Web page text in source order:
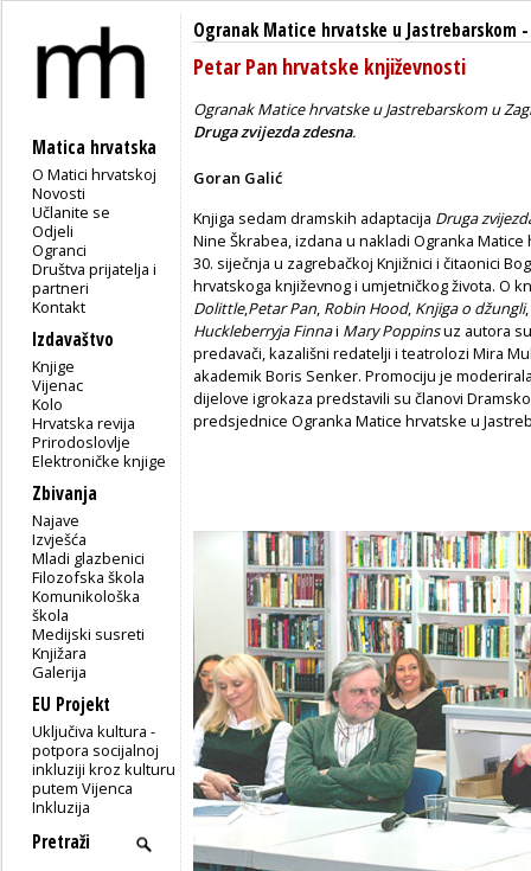
Matica hrvatska
O Matici hrvatskoj
Novosti
Učlanite se
Odjeli
Ogranci
Društva prijatelja i
partneri
Kontakt
Izdavaštvo
Knjige
Vijenac
Kolo
Hrvatska revija
Prirodoslovlje
Elektroničke knjige
Zbivanja
Najave
Izvješća
Mladi glazbenici
Filozofska škola
Komunikološka
škola
Medijski susreti
Knjižara
Galerija
EU Projekt
Uključiva kultura -
potpora socijalnoj
inkluziji kroz kulturu
putem Vijenca
Inkluzija
Ogranak Matice hrvatske u Jastrebarskom
Petar Pan hrvatske književnosti
Ogranak Matice hrvatske u Jastrebarskom u
Druga zvijezda zdesna.
Goran Galić
Knjiga sedam dramskih adaptacija Druga
Nine Škrabea, izdana u nakladi Ogranka
30. siječnja u zagrebačkoj Knjižnici i čitaonici
hrvatskoga književnog i umjetničkog života. O
Dolittle,Petar Pan Robin Hood, Knjiga o džungli,
Huckleberryja Finnai Mary Poppinsuz autora
predavači, kazališni redatelji i teatrolozi Mira
akademik Boris Senker. Promociju je
dijelove igrokaza predstavili su članovi
predsjednice Ogranka Matice hrvatske u